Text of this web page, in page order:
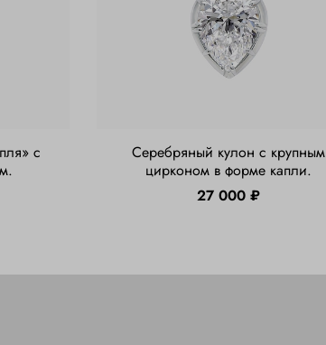
с
Серебряный кулон с крупным
цирконом в форме капли.
27 000 ₽